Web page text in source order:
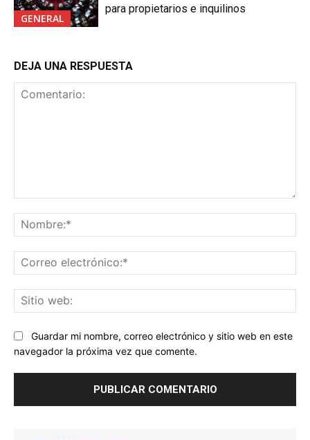
GENERAL
para propietarios e inquilinos
DEJA UNA RESPUESTA
Guardar mi nombre, correo electrónico y sitio web en este
navegador la próxima vez que comente.